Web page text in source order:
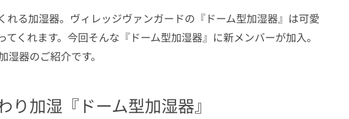
れる加湿器。ヴィレッジヴァンガードの『ドーム型加湿器』は可愛
くれます。今回そんな『ドーム型加湿器』に新メンバーが加入。
器のご紹介です。
加湿『ドーム型加湿器』